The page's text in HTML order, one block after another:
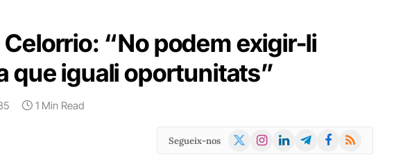
“No podem exigir-li
que iguali oportunitats”
1 Min Read
Segueix-nos
X
Instagram
LinkedInTelegramFacebook
RSS